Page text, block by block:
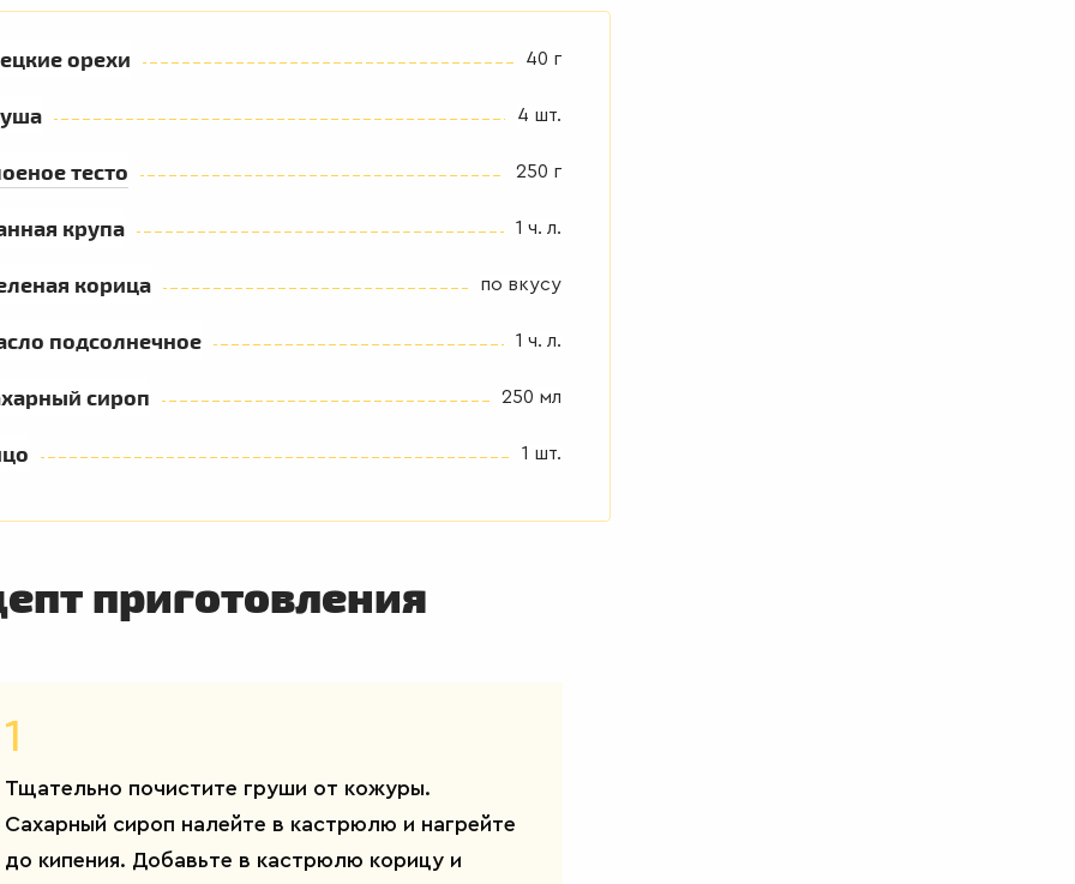
орехи 40 г
4 шт.
тесто 250 г
крупа 1 ч. л.
корица по вкусу
подсолнечное 1 ч. л.
сироп 250 мл
1 шт.
приготовления
1
Тщательно почистите груши от кожуры.
Сахарный сироп налейте в кастрюлю и нагрейте
до кипения. Добавьте в кастрюлю корицу и